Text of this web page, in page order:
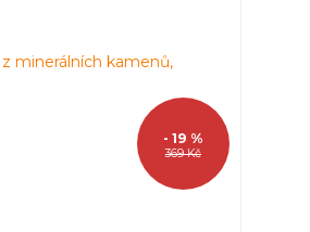
369 Kč
- 19 %